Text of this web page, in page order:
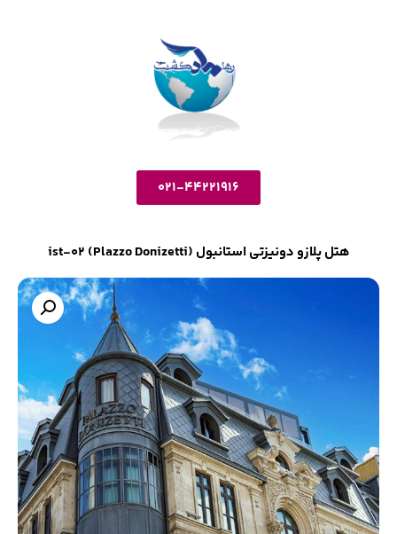
021-44221916
هتل پلازو دونیزتی استانبول ist-02 (Plazzo Donizetti)